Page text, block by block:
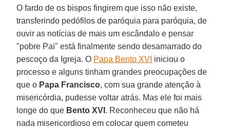
O fardo de os bispos fingirem que isso não existe,
transferindo pedófilos de paróquia para paróquia, de
ouvir as notícias de mais um escândalo e pensar
"pobre Pai" está finalmente sendo desamarrado do
pescoço da Igreja. O Papa Bento XVI iniciou o
processo e alguns tinham grandes preocupações de
que o Papa Francisco, com sua grande atenção à
misericórdia, pudesse voltar atrás. Mas ele foi mais
longe do que Bento XVI . Reconheceu que não há
nada misericordioso em colocar quem cometeu